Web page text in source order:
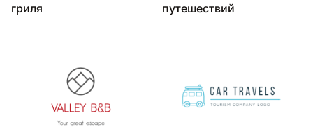
гриля
путешествий